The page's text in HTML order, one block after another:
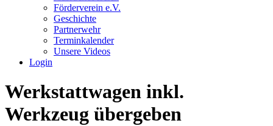
Förderverein e.V.
Geschichte
Partnerwehr
Terminkalender
Unsere Videos
Login
Werkstattwagen inkl.
Werkzeug übergeben